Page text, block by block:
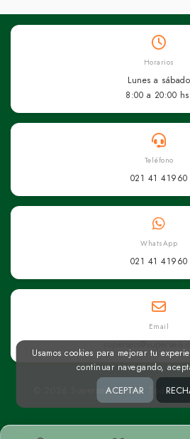
Horarios
Lunes a sábado
8:00 a 20:00
Teléfono
021 41 41960
WhatsApp
021 41 41960
Email
© 2026 Superseis Online. Todos
Usamos cookies para mejorar tu
continuar navegando,
ACEPTAR